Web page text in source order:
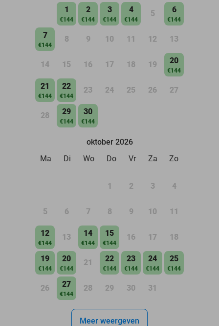
1
€144
2
€144
3
€144
4
€144
5 6
€144
7
€144
8 9 10 11 12 13
14 15 16 17 18 19 20
€144
21
€144
22
€144
23 24 25 26 27
28 29
€144
30
€144
oktober 2026
Ma
Di Wo Do Vr Za Zo
1 2 3 4
5 6 7 8 9 10 11
12
€144
13 14
€144
15
€144
16 17 18
19
€144
20
€144
21 22
€144
23
€144
24
€144
25
€144
26 27
€144
28 29 30 31
Meer weergeven